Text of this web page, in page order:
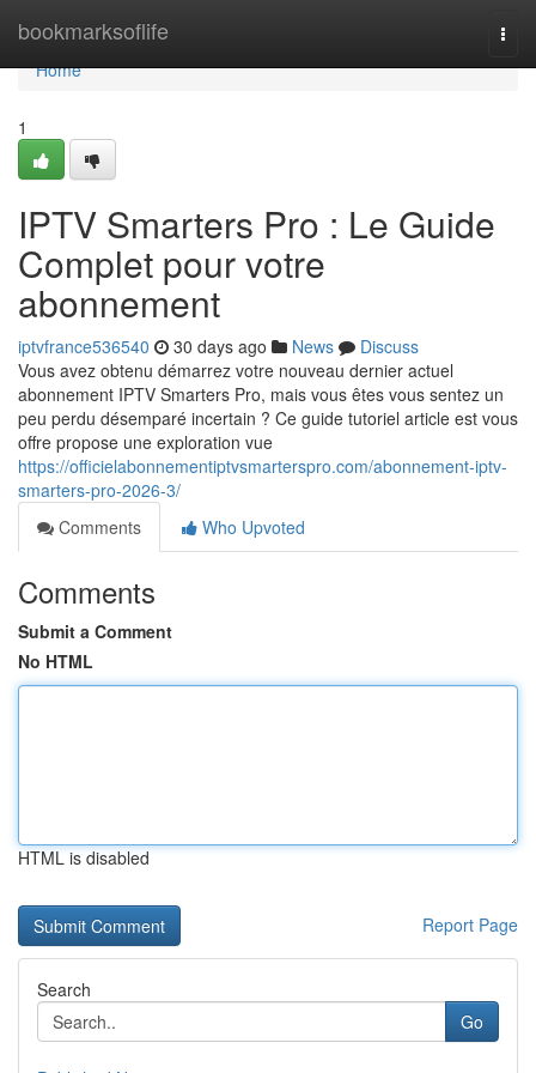
bookmarksoflife
Home
Home
1
IPTV Smarters Pro : Le Guide
Complet pour votre
abonnement
iptvfrance536540 30 days ago News
Discuss
Vous avez obtenu démarrez votre nouveau dernier actuel
abonnement IPTV Smarters Pro, mais vous êtes vous sentez un
peu perdu désemparé incertain ? Ce guide tutoriel article est vous
offre propose une exploration vue
https://officielabonnementiptvsmarterspro.com/abonnement-iptv-
smarters-pro-2026-3/
Comments
Who Upvoted
Comments
Submit a Comment
No HTML
HTML is disabled
Report Page
Search
Go